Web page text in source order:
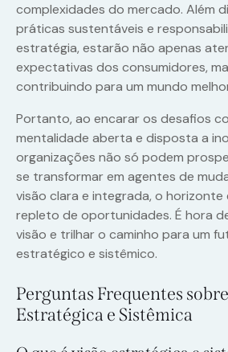
complexidades do mercado. Além
práticas sustentáveis e
estratégia, estarão não apenas
expectativas dos consumidores,
contribuindo para um mundo
Portanto, ao encarar os desafios
mentalidade aberta e disposta a
organizações não só podem
se transformar em agentes de
visão clara e integrada, o horizonte
repleto de oportunidades. É hora
visão e trilhar o caminho para um
estratégico e sistêmico.
Perguntas Frequentes
Estratégica e Sistêmica